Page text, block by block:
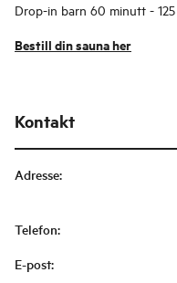
Drop-in barn 60 minutt -
Bestill din sauna her
Kontakt
Adresse:
Telefon:
E-post: